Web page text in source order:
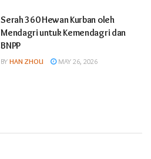
Serah 360 Hewan Kurban oleh
Mendagri untuk Kemendagri dan
BNPP
BY HAN ZHOU MAY 26, 2026